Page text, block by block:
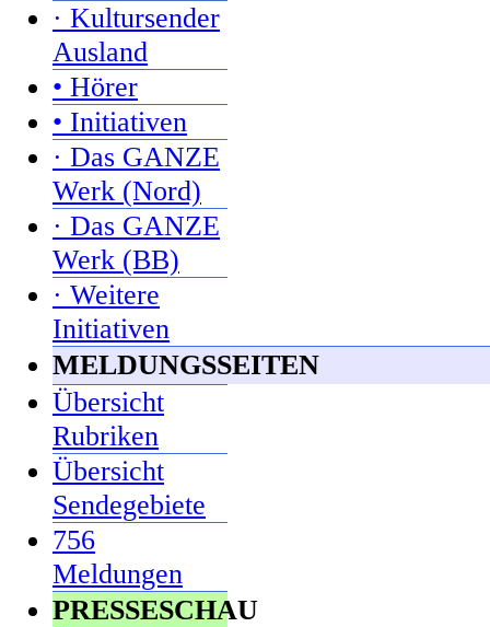
· Kultursender
Ausland
• Hörer
• Initiativen
· Das GANZE
Werk (Nord)
· Das GANZE
Werk (BB)
· Weitere
Initiativen
MELDUNGSSEITEN
Übersicht
Rubriken
Übersicht
Sendegebiete
756
Meldungen
PRESSESCHAU